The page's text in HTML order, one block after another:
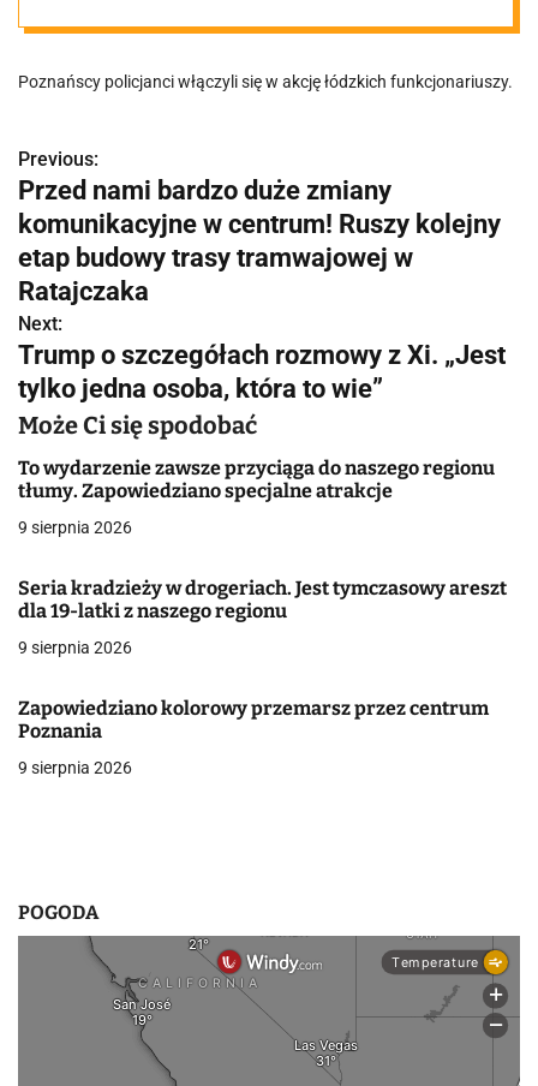
w całym kraju,
straty na 1,4
mln złotych
Poznańscy policjanci włączyli się w akcję łódzkich funkcjonariuszy.
N
a
w
i
g
a
c
j
a
w
p
s
u
Previous:
Przed nami bardzo duże zmiany
komunikacyjne w centrum! Ruszy kolejny
etap budowy trasy tramwajowej w
Ratajczaka
Next:
Trump o szczegółach rozmowy z Xi. „Jest
tylko jedna osoba, która to wie”
Może Ci się spodobać
To wydarzenie zawsze przyciąga do naszego regionu
tłumy. Zapowiedziano specjalne atrakcje
9 sierpnia 2026
Seria kradzieży w drogeriach. Jest tymczasowy areszt
dla 19-latki z naszego regionu
9 sierpnia 2026
Zapowiedziano kolorowy przemarsz przez centrum
Poznania
9 sierpnia 2026
POGODA